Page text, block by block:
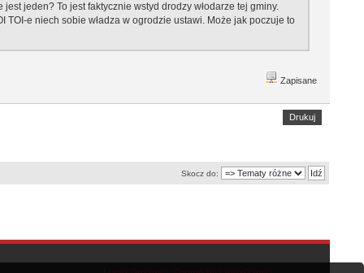
jeden? To jest faktycznie wstyd drodzy włodarze tej gminy.
TOI-e niech sobie władza w ogrodzie ustawi. Może jak poczuje to
Zapisane
Drukuj
Skocz do: